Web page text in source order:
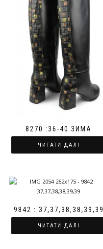
8270 :36-40 ЗИМА
ЧИТАТИ ДАЛІ
9842 : 37,37,38,38,39,39
ЧИТАТИ ДАЛІ